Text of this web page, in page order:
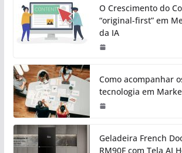
O Crescimento do
“original-first” em
da IA
Como acompanhar
tecnologia em
Geladeira French
RM90F com Tela AI